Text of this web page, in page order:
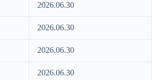
2026.06.30
2026.06.30
2026.06.30
2026.06.30